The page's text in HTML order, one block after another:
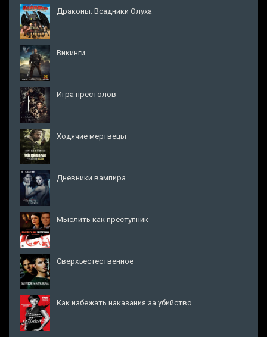
Драконы: Всадники Олуха
Викинги
Игра престолов
Ходячие мертвецы
Дневники вампира
Мыслить как преступник
Сверхъестественное
Как избежать наказания за убийство